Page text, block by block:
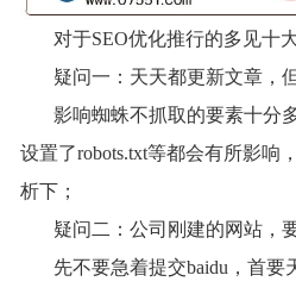
对于SEO优化推行的多见十
疑问一：天天都更新文章，
影响蜘蛛不抓取的要素十分
设置了robots.txt等都会有所影响
析下；
疑问二：公司刚建的网站，
先不要急着提交baidu，首要